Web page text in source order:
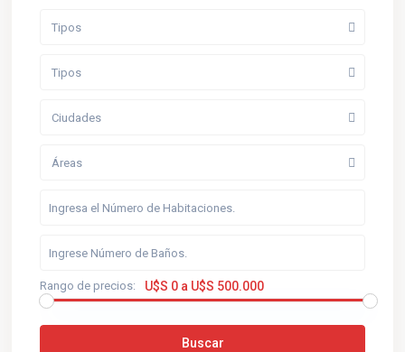
Tipos
Tipos
Ciudades
Áreas
Rango de precios: U$S 0 a U$S 500.000
Buscar